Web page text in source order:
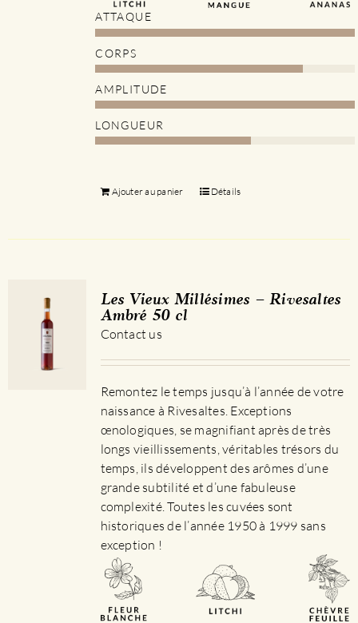
ATTAQUE
CORPS
AMPLITUDE
LONGUEUR
Ajouter au panier Détails
Les Vieux Millésimes – Rivesaltes
Ambré 50 cl
Contact us
Remontez le temps jusqu’à l’année de votre
naissance à Rivesaltes. Exceptions
œnologiques, se magnifiant après de très
longs vieillissements, véritables trésors du
temps, ils développent des arômes d’une
grande subtilité et d’une fabuleuse
complexité. Toutes les cuvées sont
historiques de l’année 1950 à 1999 sans
exception !